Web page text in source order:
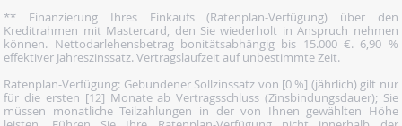
** Finanzierung Ihres Einkaufs (Ratenplan-Verfügung) über den
Kreditrahmen mit Mastercard, den Sie wiederholt in Anspruch nehmen
können. Nettodarlehensbetrag bonitätsabhängig bis 15.000 €. 6,90 %
effektiver Jahreszinssatz. Vertragslaufzeit auf unbestimmte Zeit.
Ratenplan-Verfügung: Gebundener Sollzinssatz von [0 %] (jährlich) gilt nur
für die ersten [12] Monate ab Vertragsschluss (Zinsbindungsdauer); Sie
müssen monatliche Teilzahlungen in der von Ihnen gewählten Höhe